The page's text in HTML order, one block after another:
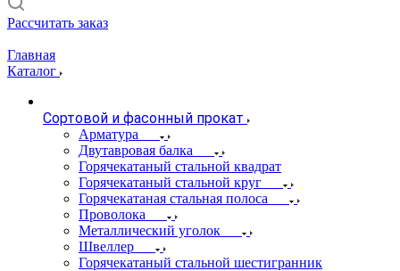
Рассчитать заказ
Главная
Каталог
Сортовой и фасонный прокат
Арматура
Двутавровая балка
Горячекатаный стальной квадрат
Горячекатаный стальной круг
Горячекатаная стальная полоса
Проволока
Металлический уголок
Швеллер
Горячекатаный стальной шестигранник